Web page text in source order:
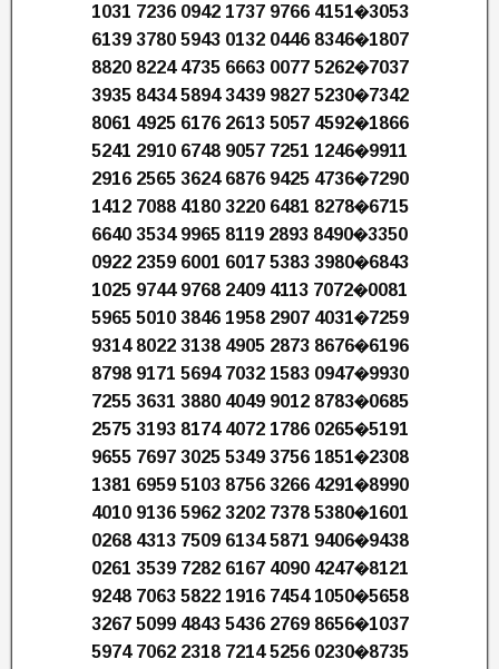
1031 7236 0942 1737 9766 4151�3053
6139 3780 5943 0132 0446 8346�1807
8820 8224 4735 6663 0077 5262�7037
3935 8434 5894 3439 9827 5230�7342
8061 4925 6176 2613 5057 4592�1866
5241 2910 6748 9057 7251 1246�9911
2916 2565 3624 6876 9425 4736�7290
1412 7088 4180 3220 6481 8278�6715
6640 3534 9965 8119 2893 8490�3350
0922 2359 6001 6017 5383 3980�6843
1025 9744 9768 2409 4113 7072�0081
5965 5010 3846 1958 2907 4031�7259
9314 8022 3138 4905 2873 8676�6196
8798 9171 5694 7032 1583 0947�9930
7255 3631 3880 4049 9012 8783�0685
2575 3193 8174 4072 1786 0265�5191
9655 7697 3025 5349 3756 1851�2308
1381 6959 5103 8756 3266 4291�8990
4010 9136 5962 3202 7378 5380�1601
0268 4313 7509 6134 5871 9406�9438
0261 3539 7282 6167 4090 4247�8121
9248 7063 5822 1916 7454 1050�5658
3267 5099 4843 5436 2769 8656�1037
5974 7062 2318 7214 5256 0230�8735